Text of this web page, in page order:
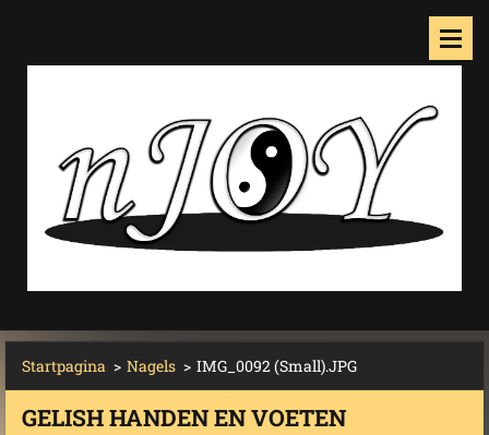
Startpagina > Nagels > IMG_0092 (Small).JPG
GELISH HANDEN EN VOETEN